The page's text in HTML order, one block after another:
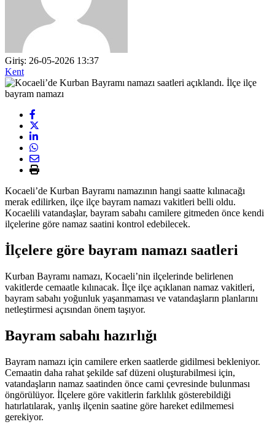
Giriş: 26-05-2026 13:37
Kent
Kocaeli’de Kurban Bayramı namazının hangi saatte kılınacağı
merak edilirken, ilçe ilçe bayram namazı vakitleri belli oldu.
Kocaelili vatandaşlar, bayram sabahı camilere gitmeden önce kendi
ilçelerine göre namaz saatini kontrol edebilecek.
İlçelere göre bayram namazı saatleri
Kurban Bayramı namazı, Kocaeli’nin ilçelerinde belirlenen
vakitlerde cemaatle kılınacak. İlçe ilçe açıklanan namaz vakitleri,
bayram sabahı yoğunluk yaşanmaması ve vatandaşların planlarını
netleştirmesi açısından önem taşıyor.
Bayram sabahı hazırlığı
Bayram namazı için camilere erken saatlerde gidilmesi bekleniyor.
Cemaatin daha rahat şekilde saf düzeni oluşturabilmesi için,
vatandaşların namaz saatinden önce cami çevresinde bulunması
öngörülüyor. İlçelere göre vakitlerin farklılık gösterebildiği
hatırlatılarak, yanlış ilçenin saatine göre hareket edilmemesi
gerekiyor.